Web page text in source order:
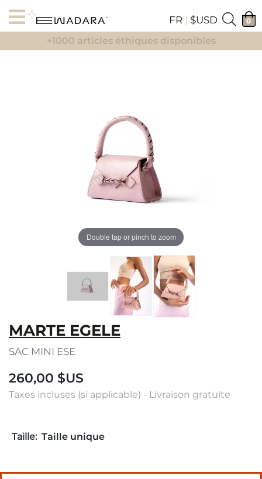
FR | $USD 0
+1000 articles éthiques disponibles
Double tap or pinch to zoom
MARTE EGELE
SAC MINI ESE
260,00 $US
Taxes incluses (si applicable) - Livraison gratuite
Taille: Taille unique